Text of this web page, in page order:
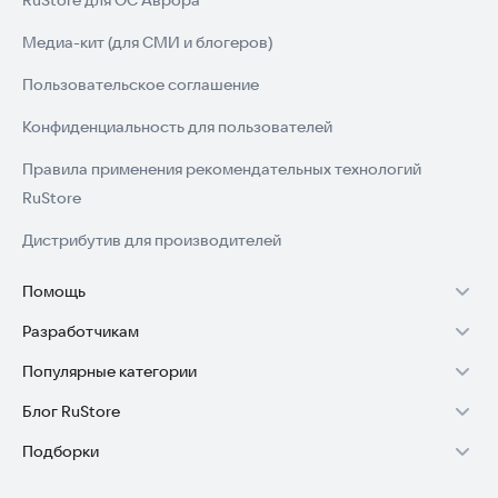
Медиа-кит (для СМИ и блогеров)
Пользовательское соглашение
Конфиденциальность для пользователей
Правила применения рекомендательных технологий
RuStore
Дистрибутив для производителей
Помощь
Установка RuStore на TV
Установка RuStore на телефон
Установка RuStore в машину
Помощь пользователям RuStore
Разработчикам
Зарабатывать с RuStore
Стать разработчиком
Доступ к RuStore Консоль
Популярные категории
Игры для Android
Приложения банков
Блог RuStore
Обзоры игр для Android 2025
Подборки